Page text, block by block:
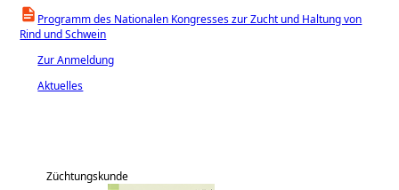
Programm des Nationalen Kongresses zur Zucht und Haltung von
Rind und Schwein
Zur Anmeldung
Aktuelles
Züchtungskunde